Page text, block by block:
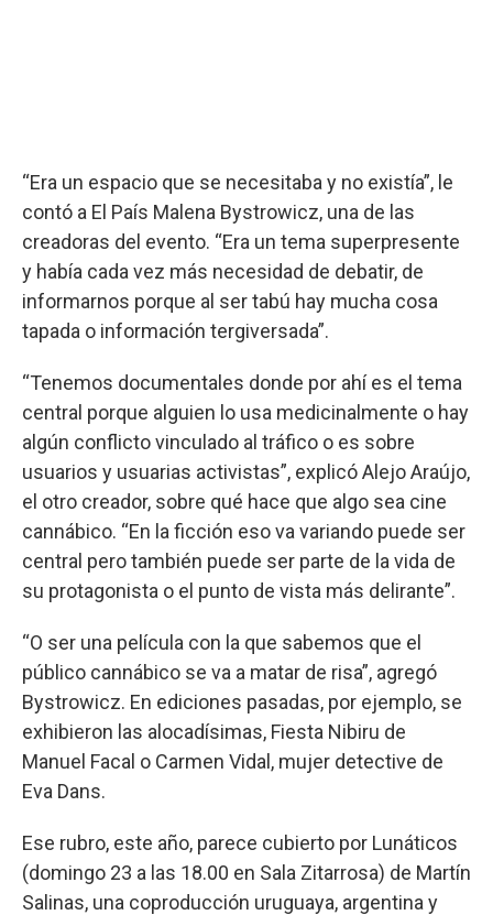
“Era un espacio que se necesitaba y no existía”, le
contó a El País Malena Bystrowicz, una de las
creadoras del evento. “Era un tema superpresente
y había cada vez más necesidad de debatir, de
informarnos porque al ser tabú hay mucha cosa
tapada o información tergiversada”.
“Tenemos documentales donde por ahí es el tema
central porque alguien lo usa medicinalmente o hay
algún conflicto vinculado al tráfico o es sobre
usuarios y usuarias activistas”, explicó Alejo Araújo,
el otro creador, sobre qué hace que algo sea cine
cannábico. “En la ficción eso va variando puede ser
central pero también puede ser parte de la vida de
su protagonista o el punto de vista más delirante”.
“O ser una película con la que sabemos que el
público cannábico se va a matar de risa”, agregó
Bystrowicz. En ediciones pasadas, por ejemplo, se
exhibieron las alocadísimas, Fiesta Nibiru de
Manuel Facal o Carmen Vidal, mujer detective de
Eva Dans.
Ese rubro, este año, parece cubierto por Lunáticos
(domingo 23 a las 18.00 en Sala Zitarrosa) de Martín
Salinas, una coproducción uruguaya, argentina y